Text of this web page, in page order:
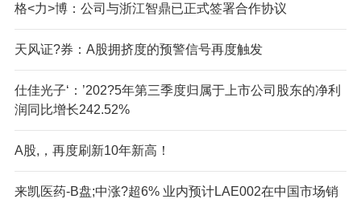
格<力>博：公司与浙江智鼎已正式签署合作协议
天风证?券：A股拥挤度的预警信号再度触发
仕佳光子‘：’202?5年第三季度归属于上市公司股东的净利
润同比增长242.52%
A股,，再度刷新10年新高！
来凯医药-B盘;中涨?超6% 业内预计LAE002在中国市场销